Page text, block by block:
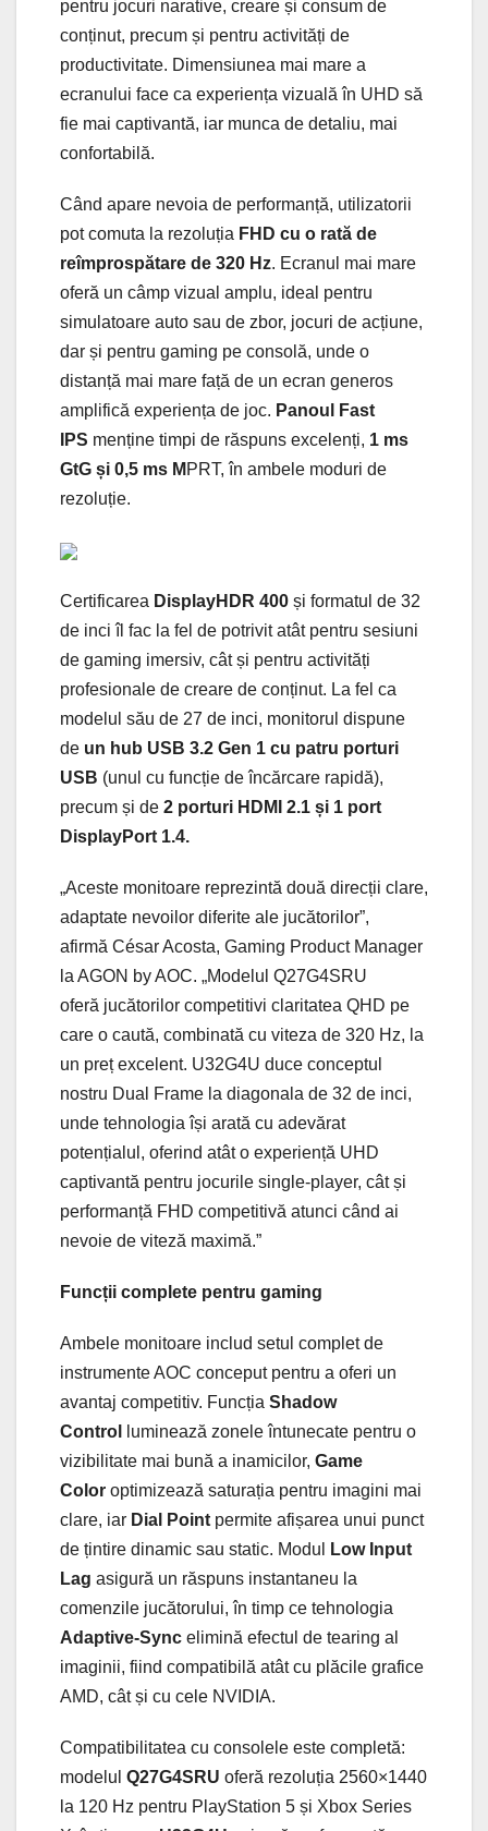
pentru jocuri narative, creare și consum de
conținut, precum și pentru activități de
productivitate. Dimensiunea mai mare a
ecranului face ca experiența vizuală în UHD să
fie mai captivantă, iar munca de detaliu, mai
confortabilă.
Când apare nevoia de performanță, utilizatorii
pot comuta la rezoluția FHD cu o rată de
reîmprospătare de 320 Hz. Ecranul mai mare
oferă un câmp vizual amplu, ideal pentru
simulatoare auto sau de zbor, jocuri de acțiune,
dar și pentru gaming pe consolă, unde o
distanță mai mare față de un ecran generos
amplifică experiența de joc. Panoul Fast
IPS menține timpi de răspuns excelenți, 1 ms
GtG și 0,5 ms M PRT, în ambele moduri de
rezoluție.
Certificarea DisplayHDR 400 și formatul de 32
de inci îl fac la fel de potrivit atât pentru sesiuni
de gaming imersiv, cât și pentru activități
profesionale de creare de conținut. La fel ca
modelul său de 27 de inci, monitorul dispune
de un hub USB 3.2 Gen 1 cu patru porturi
USB (unul cu funcție de încărcare rapidă),
precum și de 2 porturi HDMI 2.1 și 1 port
DisplayPort 1.4.
„Aceste monitoare reprezintă două direcții clare,
adaptate nevoilor diferite ale jucătorilor”,
afirmă César Acosta, Gaming Product Manager
la AGON by AOC. „Modelul Q27G4SRU
oferă jucătorilor competitivi claritatea QHD pe
care o caută, combinată cu viteza de 320 Hz, la
un preț excelent. U32G4U duce conceptul
nostru Dual Frame la diagonala de 32 de inci,
unde tehnologia își arată cu adevărat
potențialul, oferind atât o experiență UHD
captivantă pentru jocurile single-player, cât și
performanță FHD competitivă atunci când ai
nevoie de viteză maximă.”
Funcții complete pentru gaming
Ambele monitoare includ setul complet de
instrumente AOC conceput pentru a oferi un
avantaj competitiv. Funcția Shadow
Control
luminează zonele întunecate pentru o
vizibilitate mai bună a inamicilor, Game
Color optimizează saturația pentru imagini mai
clare, iar Dial Point permite afișarea unui punct
de țintire dinamic sau static. Modul
Low Input
Lag asigură un răspuns instantaneu la
comenzile jucătorului, în timp ce tehnologia
Adaptive-Sync elimină efectul de tearing al
imaginii, fiind compatibilă atât cu plăcile grafice
AMD, cât și cu cele NVIDIA.
Compatibilitatea cu consolele este completă:
modelul Q27G4SRU oferă rezoluția 2560×1440
la 120 Hz pentru PlayStation 5 și Xbox Series